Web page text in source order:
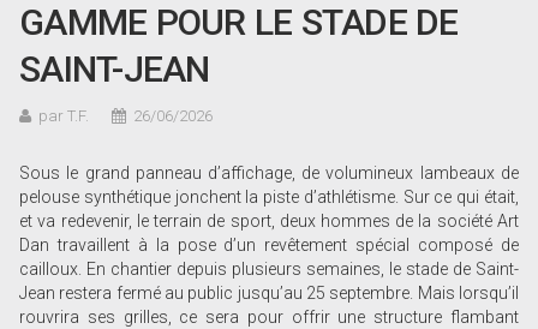
GAMME POUR LE STADE DE
SAINT-JEAN
par T.F. 26/06/2026
Sous le grand panneau d’affichage, de volumineux lambeaux de
pelouse synthétique jonchent la piste d’athlétisme. Sur ce qui était,
et va redevenir, le terrain de sport, deux hommes de la société Art
Dan travaillent à la pose d’un revêtement spécial composé de
cailloux. En chantier depuis plusieurs semaines, le stade de Saint-
Jean restera fermé au public jusqu’au 25 septembre. Mais lorsqu’il
rouvrira ses grilles, ce sera pour offrir une structure flambant